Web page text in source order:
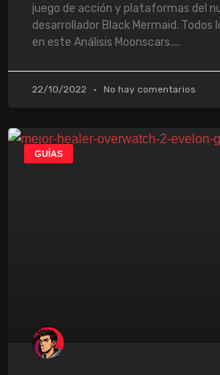
juego de acción y plataformas del
desarrollador Black Mermaid. Todos
en este Análisis Moonscars.
22/10/2022 No hay comentarios
GUÍAS